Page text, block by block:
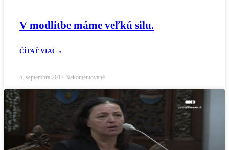
V modlitbe máme veľkú silu.
ČÍTAŤ VIAC »
5. septembra 2017 Nekomentované